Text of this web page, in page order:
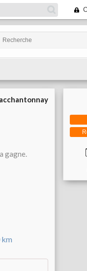
acchantonnay
gagne.